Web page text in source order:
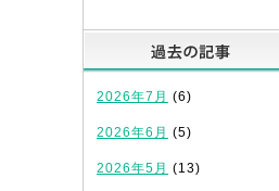
2026年7月 (6)
2026年6月 (5)
2026年5月 (13)